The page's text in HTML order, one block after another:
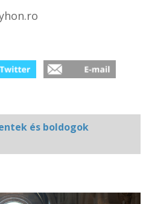
és boldogok